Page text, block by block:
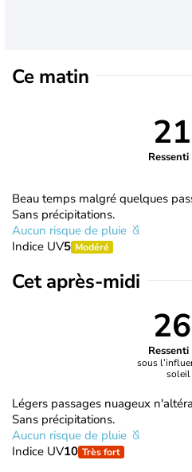
Ce matin
Ressenti
Beau temps malgré quelques
Sans précipitations.
Aucun risque de pluie
Indice UV5 Modéré
Cet après-midi
Ressenti
sous
soleil
Légers passages nuageux
Sans précipitations.
Aucun risque de pluie
Indice UV10 Très fort